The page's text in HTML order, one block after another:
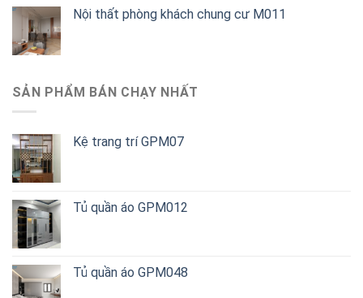
Nội thất phòng khách chung cư M011
SẢN PHẨM BÁN CHẠY NHẤT
Kệ trang trí GPM07
Tủ quần áo GPM012
Tủ quần áo GPM048